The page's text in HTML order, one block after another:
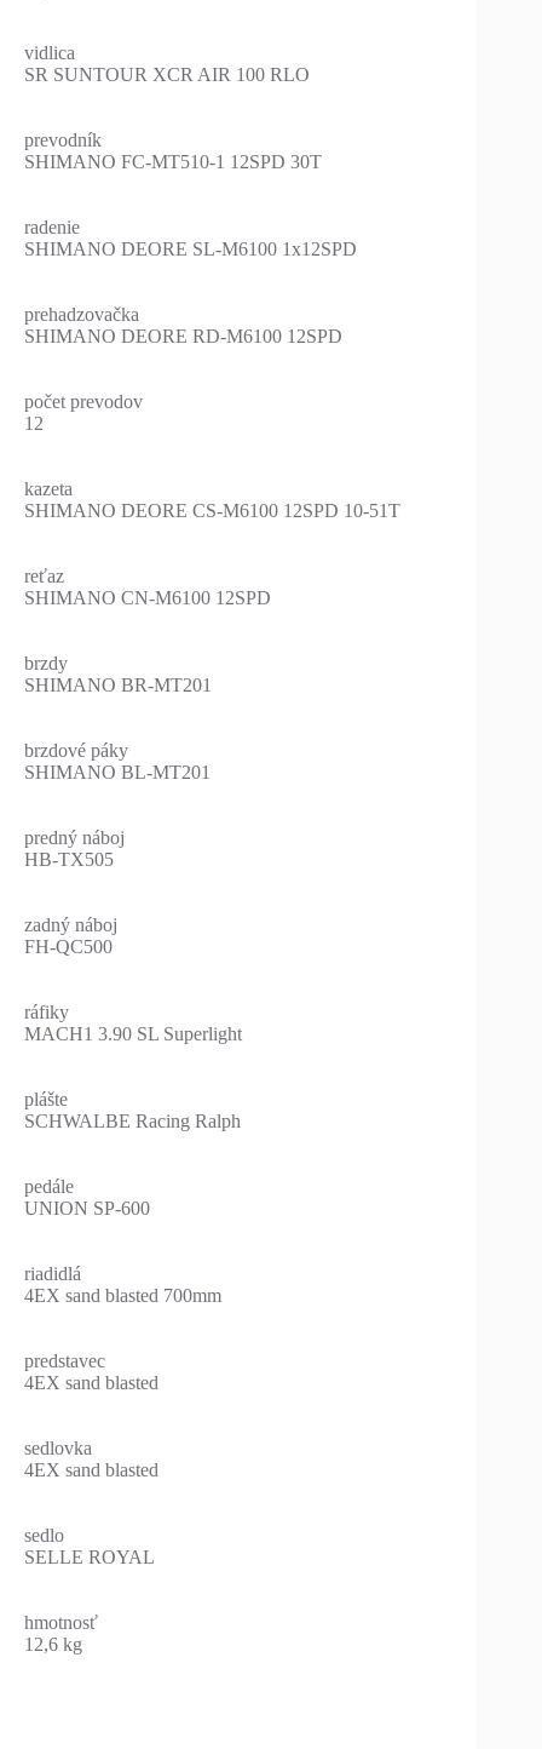
vidlica
SR SUNTOUR XCR AIR 100 RLO
prevodník
SHIMANO FC-MT510-1 12SPD 30T
radenie
SHIMANO DEORE SL-M6100 1x12SPD
prehadzovačka
SHIMANO DEORE RD-M6100 12SPD
počet prevodov
12
kazeta
SHIMANO DEORE CS-M6100 12SPD 10-51T
reťaz
SHIMANO CN-M6100 12SPD
brzdy
SHIMANO BR-MT201
brzdové páky
SHIMANO BL-MT201
predný náboj
HB-TX505
zadný náboj
FH-QC500
ráfiky
MACH1 3.90 SL Superlight
plášte
SCHWALBE Racing Ralph
pedále
UNION SP-600
riadidlá
4EX sand blasted 700mm
predstavec
4EX sand blasted
sedlovka
4EX sand blasted
sedlo
SELLE ROYAL
hmotnosť
12,6 kg